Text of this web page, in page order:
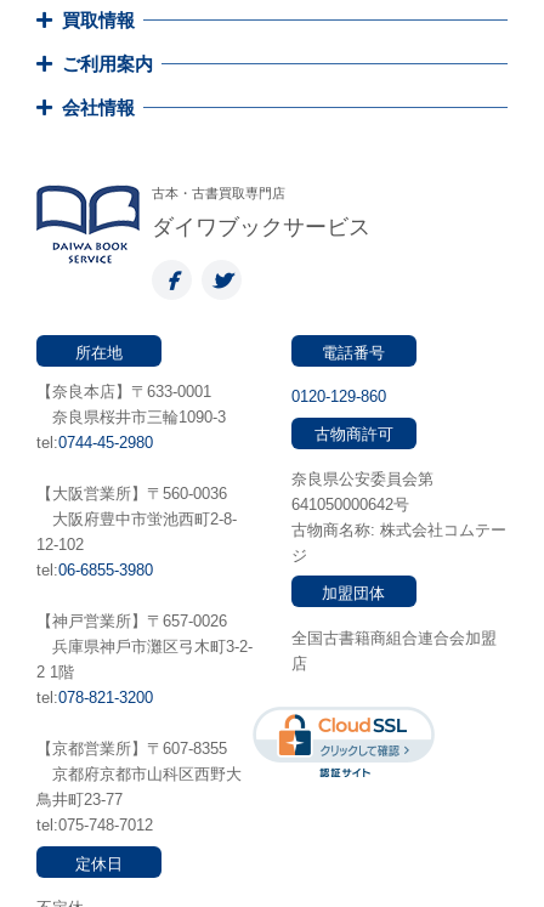
買取情報
ご利用案内
会社情報
古本・古書買取専門店
ダイワブックサービス
所在地
【奈良本店】〒633-0001
奈良県桜井市三輪1090-3
tel:0744-45-2980
【大阪営業所】〒560-0036
⼤阪府豊中市蛍池⻄町2-8-
12-102
tel:06-6855-3980
【神戸営業所】〒657-0026
兵庫県神⼾市灘区弓木町3-2-
2 1階
tel:078-821-3200
【京都営業所】〒607-8355
京都府京都市山科区西野大
鳥井町23-77
tel:075-748-7012
定休日
電話番号
0120-129-860
古物商許可
奈良県公安委員会第
641050000642号
古物商名称: 株式会社コムテー
ジ
加盟団体
全国古書籍商組合連合会加盟
店